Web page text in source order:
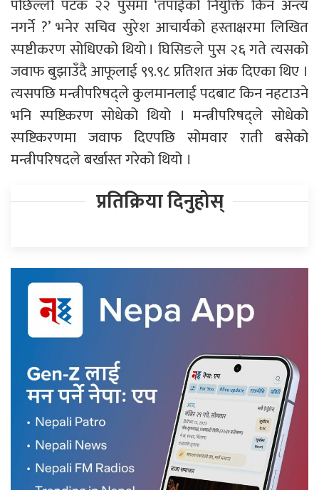
पछिल्लो पटक २२ पुसमा ‘तपाईंको नियुक्ति किन अन्त्य
नगर्ने ?’ भनेर सचिव सुरेश आचार्यको हस्ताक्षरमा लिखित
स्पष्टीकरण सोधिएको थियो । घिसिङले पुस २६ गते त्यसको
जवाफ बुझाउँदै आफूलाई ९९.९८ प्रतिशत अंक दिएका थिए ।
त्यसपछि मन्त्रीपरिषद्ले कुलमानलाई पदबाट किन नहटाउने
भनि स्पष्टिकरण सोधेको थियो । मन्त्रीपरिषद्ले सोधेको
स्पष्टिकरणमा जवाफ दिएपछि सोमवार राती बसेको
मन्त्रीपरिषदले बर्खास्त गरेको थियो ।
प्रतिक्रिया दिनुहोस्